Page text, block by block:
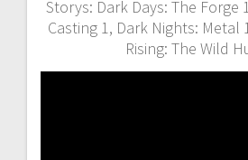
Storys: Dark Days: The Forge
Casting 1, Dark Nights: Metal
Rising: The Wild